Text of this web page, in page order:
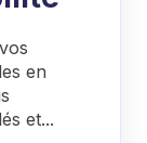
en
et...